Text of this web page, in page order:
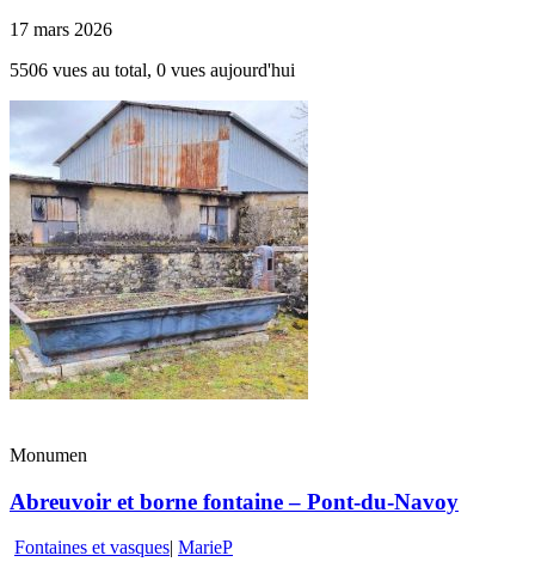
17 mars 2026
5506 vues au total, 0 vues aujourd'hui
Monumen
Abreuvoir et borne fontaine – Pont-du-Navoy
Fontaines et vasques| MarieP